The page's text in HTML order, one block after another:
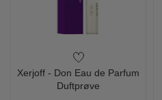
Xerjoff - Don Eau de Parfum
Duftprøve